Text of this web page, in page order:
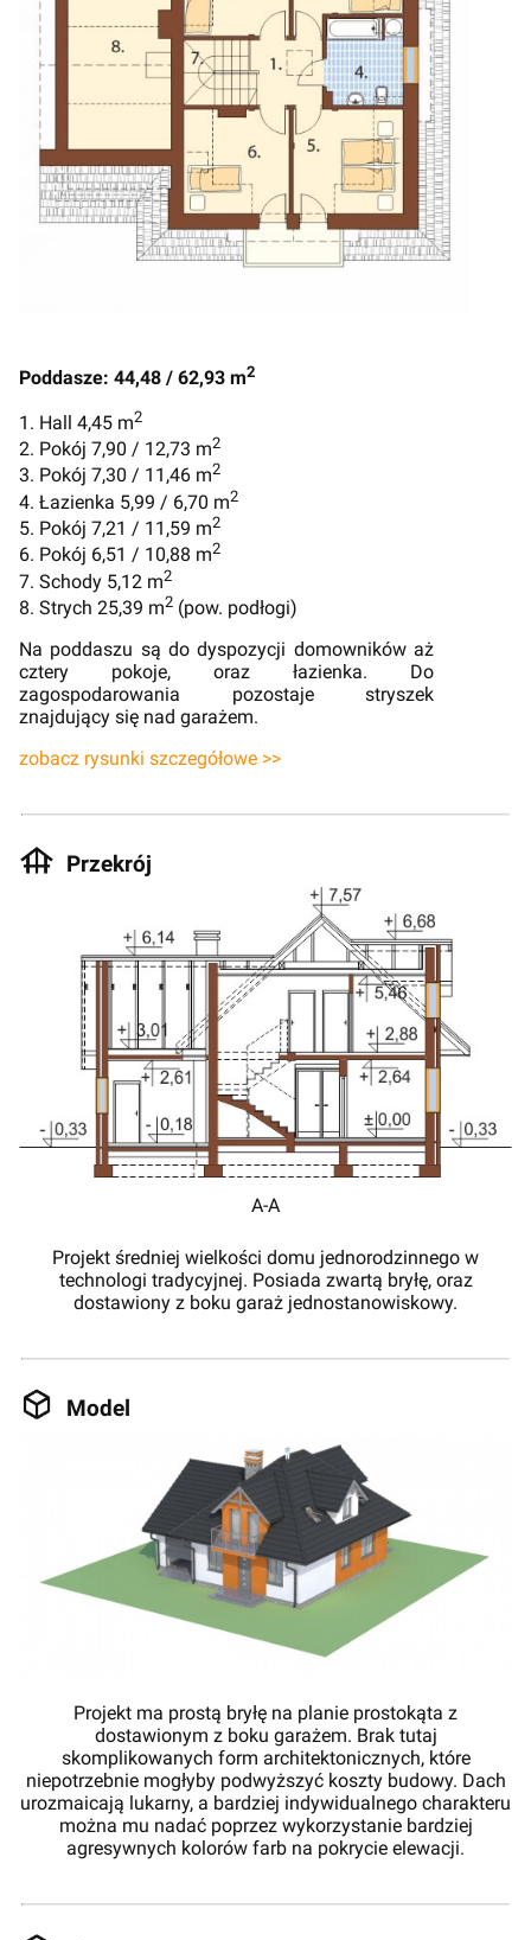
Poddasze: 44,48 / 62,93 m2
1. Hall 4,45 m2
2. Pokój 7,90 / 12,73 m2
3. Pokój 7,30 / 11,46 m2
4. Łazienka 5,99 / 6,70 m2
5. Pokój 7,21 / 11,59 m2
6. Pokój 6,51 / 10,88 m2
7. Schody 5,12 m2
8. Strych 25,39 m2 (pow. podłogi)
Na poddaszu są do dyspozycji domowników aż
cztery pokoje, oraz łazienka. Do
zagospodarowania pozostaje stryszek
znajdujący się nad garażem.
zobacz rysunki szczegółowe >>
Przekrój
A-A
Projekt średniej wielkości domu jednorodzinnego w
technologi tradycyjnej. Posiada zwartą bryłę, oraz
dostawiony z boku garaż jednostanowiskowy.
Model
Projekt ma prostą bryłę na planie prostokąta z
dostawionym z boku garażem. Brak tutaj
skomplikowanych form architektonicznych, które
niepotrzebnie mogłyby podwyższyć koszty budowy. Dach
urozmaicają lukarny, a bardziej indywidualnego charakteru
można mu nadać poprzez wykorzystanie bardziej
agresywnych kolorów farb na pokrycie elewacji.